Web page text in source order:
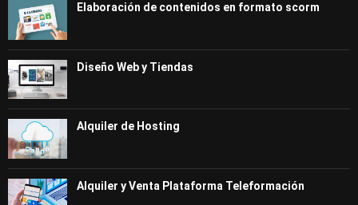
Elaboración de contenidos en formato scorm
Diseño Web y Tiendas
Alquiler de Hosting
Alquiler y Venta Plataforma Teleformación